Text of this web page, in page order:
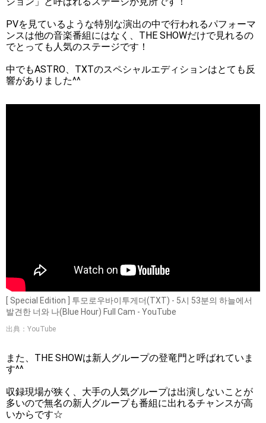
PVを見ているような特別な演出の中で行われるパフォーマ
ンスは他の音楽番組にはなく、THE SHOWだけで見れるの
でとっても人気のステージです！
中でもASTRO、TXTのスペシャルエディションはとても反
響がありました^^
[ Special Edition ] 투모로우바이투게더(TXT) - 5시 53분의 하늘에서
발견한 너와 나(Blue Hour) Full Cam - YouTube
出典：YouTube
また、THE SHOWは新人グループの登竜門と呼ばれていま
す^^
収録現場が狭く、大手の人気グループは出演しないことが
多いので無名の新人グループも番組に出れるチャンスが高
いからです☆